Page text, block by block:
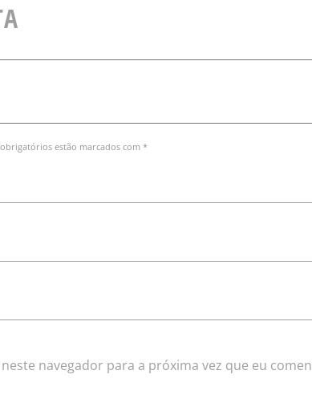
estão marcados com *
navegador para a próxima vez que eu